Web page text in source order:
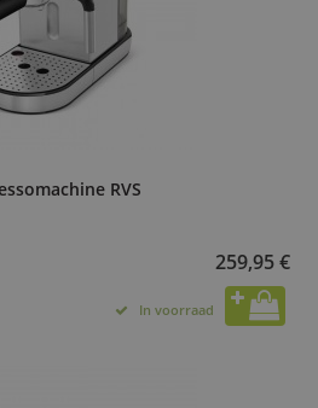
RVS
259,95 €
In voorraad